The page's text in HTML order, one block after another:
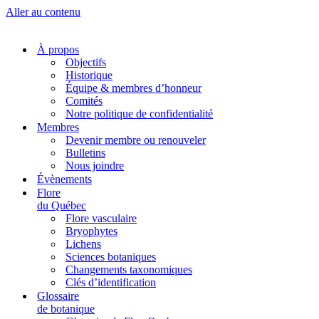
Aller au contenu
À propos
Objectifs
Historique
Équipe & membres d’honneur
Comités
Notre politique de confidentialité
Membres
Devenir membre ou renouveler
Bulletins
Nous joindre
Évènements
Flore
du Québec
Flore vasculaire
Bryophytes
Lichens
Sciences botaniques
Changements taxonomiques
Clés d’identification
Glossaire
de botanique